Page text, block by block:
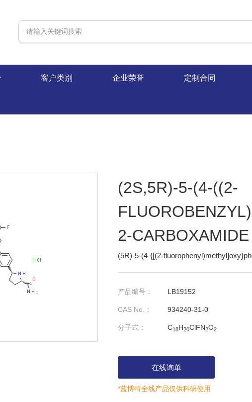
客户类别 企业荣誉 定制合同
(2S,5R)-5-(4-((2-
2-
(5R)-5-(4-{[(2-
产品编号： LB19152
CAS No.： 934240-31-0
分子式： C18H20ClFN2O2
在线询单
*蓝博特全线产品仅供科研使用